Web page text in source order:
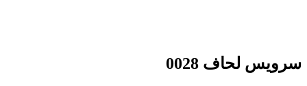
سرویس لحاف 0028